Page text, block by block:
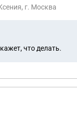
правоотношениям
услуг, в
данными
у Истца
с Ответчиком,
г. Москва
что делать.